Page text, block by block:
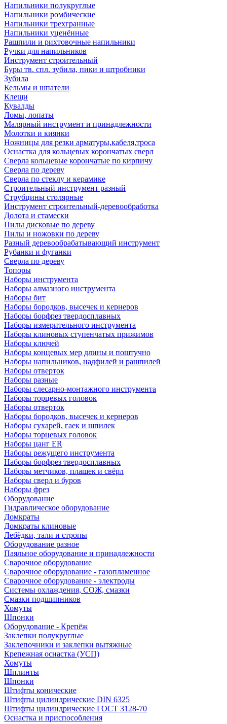
Напильники полукруглые
Напильники ромбические
Напильники трехгранные
Напильники уценённые
Рашпили и рихтовочные напильники
Ручки для напильников
Инструмент строительный
Буры тв. спл. зубила, пики и штробники
Зубила
Кельмы и шпатели
Клещи
Кувалды
Ломы, лопаты
Малярный инструмент и принадлежности
Молотки и киянки
Ножницы для резки арматуры,кабеля,троса
Оснастка для кольцевых корончатых сверл
Сверла кольцевые корончатые по кирпичу
Сверла по дереву
Сверла по стеклу и керамике
Строительный инструмент разный
Струбцины столярные
Инструмент строительный-деревообработка
Долота и стамески
Пилы дисковые по дереву
Пилы и ножовки по дереву
Разный деревообрабатывающий инструмент
Рубанки и фуганки
Сверла по дереву
Топоры
Наборы инструмента
Наборы алмазного инструмента
Наборы бит
Наборы бородков, высечек и кернеров
Наборы борфрез твердосплавных
Наборы измерительного инструмента
Наборы клиновых ступенчатых прижимов
Наборы ключей
Наборы концевых мер длины и поштучно
Наборы напильников, надфилей и рашпилей
Наборы отверток
Наборы разные
Наборы слесарно-монтажного инструмента
Наборы торцевых головок
Наборы отверток
Наборы бородков, высечек и кернеров
Наборы сухарей, гаек и шпилек
Наборы торцевых головок
Наборы цанг ER
Наборы режущего инструмента
Наборы борфрез твердосплавных
Наборы метчиков, плашек и свёрл
Наборы сверл и буров
Наборы фрез
Оборудование
Гидравлическое оборудование
Домкраты
Домкраты клиновые
Лебёдки, тали и стропы
Оборудование разное
Паяльное оборудование и принадлежности
Сварочное оборудование
Сварочное оборудование - газопламенное
Сварочное оборудование - электроды
Системы охлаждения, СОЖ, смазки
Смазки подшипников
Хомуты
Шпонки
Оборудование - Крепёж
Заклепки полукруглые
Заклепочники и заклепки вытяжные
Крепежная оснастка (УСП)
Хомуты
Шплинты
Шпонки
Штифты конические
Штифты цилиндрические DIN 6325
Штифты цилиндрические ГОСТ 3128-70
Оснастка и приспособления